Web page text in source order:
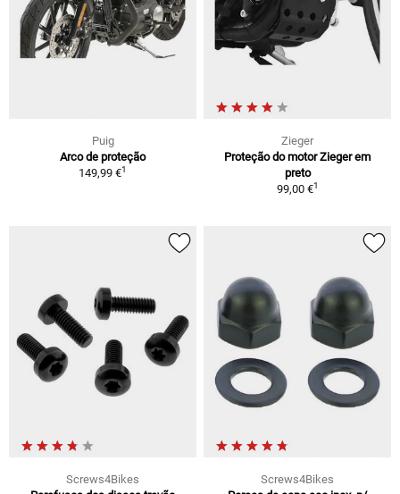
Puig
Arco de proteção
149,99 €1
Zieger
Proteção do motor Zieger em
preto
99,00 €1
Screws4Bikes
Screws4Bikes